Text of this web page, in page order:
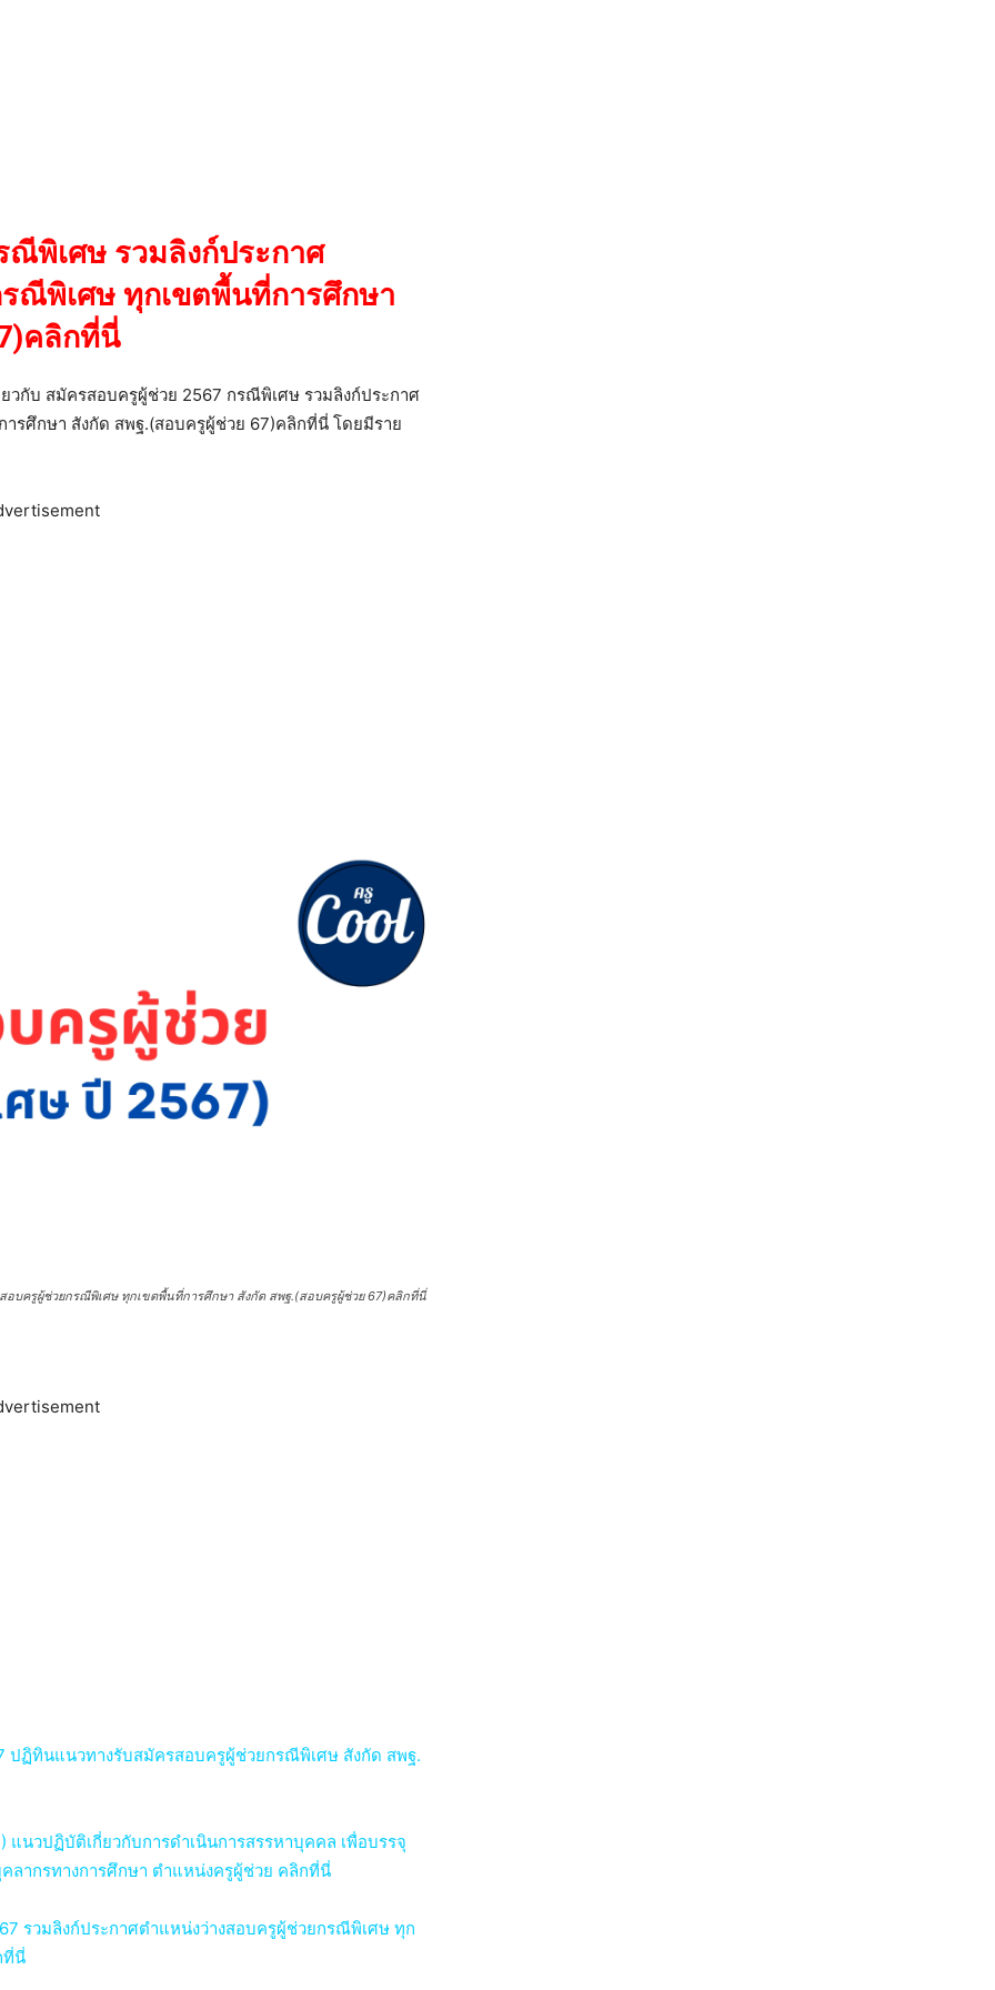
พิเศษ รวมลิงก์ประกาศ
ณีพิเศษ ทุกเขตพื้นที่การศึกษา
คลิกที่นี่
ยวกับ สมัครสอบครูผู้ช่วย 2567 กรณีพิเศษ รวมลิงก์ประกาศ
รศึกษา สังกัด สพฐ.(สอบครูผู้ช่วย 67)คลิกที่นี่ โดยมีราย
บครูผู้ช่วยกรณีพิเศษ ทุกเขตพื้นที่การศึกษา สังกัด สพฐ.(สอบครูผู้ช่วย 67)คลิกที่นี่
ปฏิทินแนวทางรับสมัครสอบครูผู้ช่วยกรณีพิเศษ สังกัด สพฐ.
นวปฏิบัติเกี่ยวกับการดำเนินการสรรหาบุคคล เพื่อบรรจุ
ลากรทางการศึกษา ตำแหน่งครูผู้ช่วย คลิกที่นี่
รวมลิงก์ประกาศตำแหน่งว่างสอบครูผู้ช่วยกรณีพิเศษ ทุก
ที่นี่